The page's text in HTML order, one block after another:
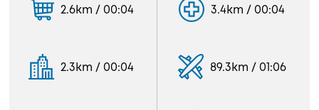
2.6km / 00:04
2.3km / 00:04
3.4km / 00:04
89.3km / 01:06